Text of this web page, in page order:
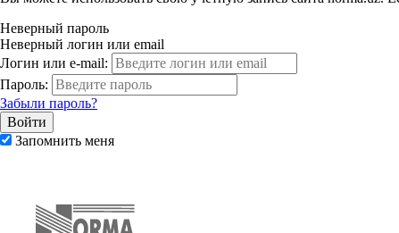
Неверный пароль
Неверный логин или email
Логин или e-mail:
Пароль:
Забыли пароль?
Запомнить меня